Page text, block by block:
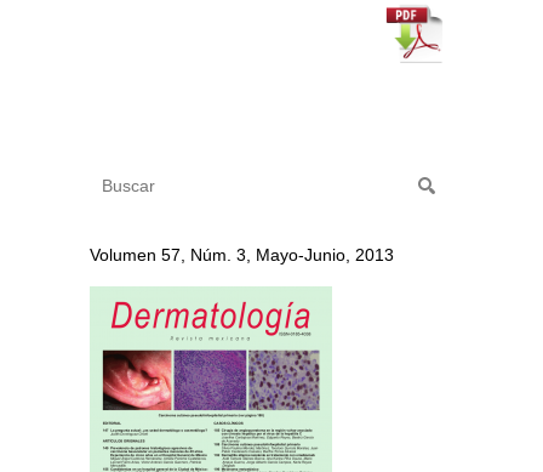
Volumen 57, Núm. 3, Mayo-Junio, 2013